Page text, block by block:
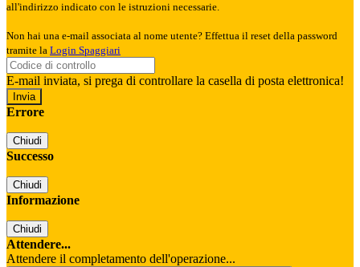
all'indirizzo indicato con le istruzioni necessarie.
Non hai una e-mail associata al nome utente? Effettua il reset della password
tramite la Login Spaggiari
E-mail inviata, si prega di controllare la casella di posta elettronica!
Errore
Chiudi
Successo
Chiudi
Informazione
Chiudi
Attendere...
Attendere il completamento dell'operazione...